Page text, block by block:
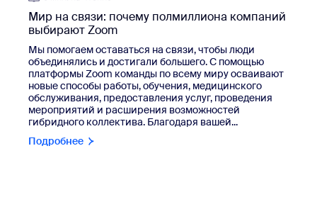
Мир на связи: почему полмиллиона компаний
выбирают Zoom
Мы помогаем оставаться на связи, чтобы люди
объединялись и достигали большего. С помощью
платформы Zoom команды по всему миру осваивают
новые способы работы, обучения, медицинского
обслуживания, предоставления услуг, проведения
мероприятий и расширения возможностей
гибридного коллектива. Благодаря вашей...
Подробнее